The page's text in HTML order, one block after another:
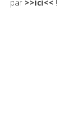
par >>ici<< !